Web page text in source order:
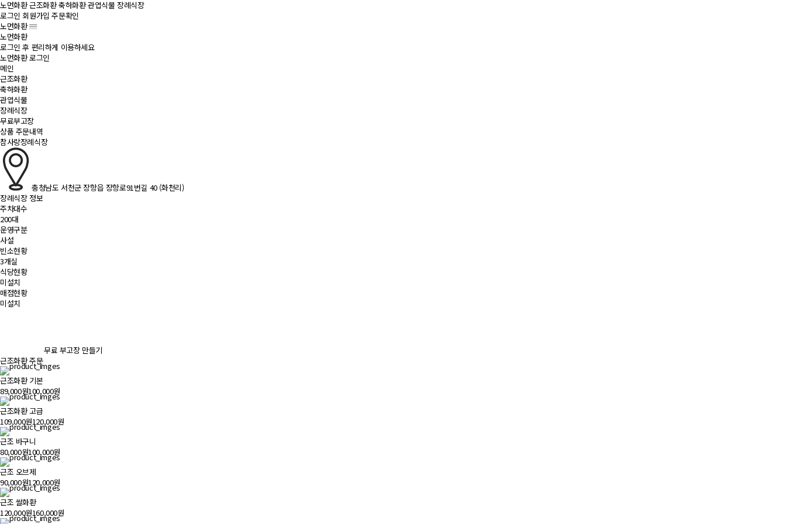
노먼화환근조화환축하화환관엽식물 장례식장
로그인 회원가입 주문확인
노먼화환
노먼화환
로그인 후 편리하게 이용하세요
노먼화환 로그인
메인
근조화환
축하화환
관엽식물
장례식장
무료부고장
상품 주문내역
참사랑장례식장
충청남도 서천군 장항읍 장항로91번길 40 (화천리)
장례식장 정보
주차대수
200대
운영구분
사설
빈소현황
3개실
식당현황
미설치
매점현황
미설치
무료 부고장 만들기
근조화환 주문
근조화환 기본
89,000원100,000원
근조화환 고급
109,000원120,000원
근조 바구니
80,000원100,000원
근조 오브제
90,000원120,000원
근조 쌀화환
120,000원160,000원